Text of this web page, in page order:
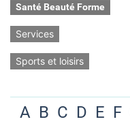
Santé Beauté Forme
Services
Sports et loisirs
A B C D E F